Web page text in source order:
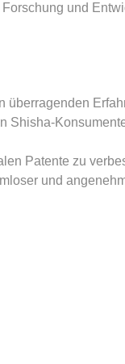
und
überragenden
Shisha-
Patente zu
und